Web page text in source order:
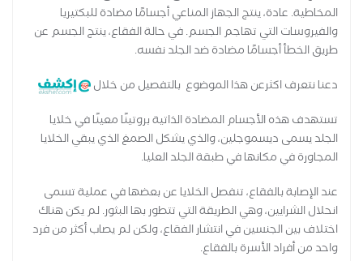
المخاطية. عادة، ينتج الجهاز المناعي أجسامًا مضادة للبكتيريا
والفيروسات التي تهاجم الجسم. في حالة الفقاع، ينتج الجسم عن
طريق الخطأ أجسامًا مضادة ضد الجلد نفسه.
دعنا نتعرف اكثرعن هذا الموضوع بالتفصيل من خلال
تستهدف هذه الأجسام المضادة الذاتية بروتينًا معينًا في خلايا
الجلد يسمى ديسموجلين، والذي يشكل الصمغ الذي يبقي الخلايا
المجاورة في مكانها في طبقة الجلد العليا.
عند الإصابة بالفقاع، تنفصل الخلايا عن بعضها في عملية تسمى
انحلال الشرايين، وهي الطريقة التي تتطور بها البثور. لم يكن هناك
اختلاف بين الجنسين في انتشار الفقاع، ولكن لم يصاب أكثر من فرد
واحد من أفراد الأسرة بالفقاع.